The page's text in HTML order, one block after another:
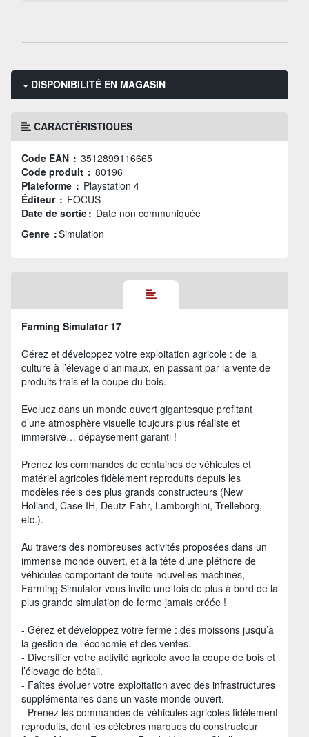
DISPONIBILITÉ EN MAGASIN
CARACTÉRISTIQUES
Code EAN : 3512899116665
Code produit : 80196
Plateforme : Playstation 4
Éditeur : FOCUS
Date de sortie : Date non communiquée
Genre :Simulation
Farming Simulator 17
Gérez et développez votre exploitation agricole : de la
culture à l’élevage d’animaux, en passant par la vente de
produits frais et la coupe du bois.
Evoluez dans un monde ouvert gigantesque profitant
d’une atmosphère visuelle toujours plus réaliste et
immersive… dépaysement garanti !
Prenez les commandes de centaines de véhicules et
matériel agricoles fidèlement reproduits depuis les
modèles réels des plus grands constructeurs (New
Holland, Case IH, Deutz-Fahr, Lamborghini, Trelleborg,
etc.).
Au travers des nombreuses activités proposées dans un
immense monde ouvert, et à la tête d’une pléthore de
véhicules comportant de toute nouvelles machines,
Farming Simulator vous invite une fois de plus à bord de la
plus grande simulation de ferme jamais créée !
- Gérez et développez votre ferme : des moissons jusqu’à
la gestion de l’économie et des ventes.
- Diversifier votre activité agricole avec la coupe de bois et
l’élevage de bétail.
- Faîtes évoluer votre exploitation avec des infrastructures
supplémentaires dans un vaste monde ouvert.
- Prenez les commandes de véhicules agricoles fidèlement
reproduits, dont les célèbres marques du constructeur